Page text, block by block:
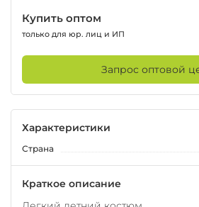
Купить оптом
только для юр. лиц и ИП
Запрос оптовой
Характеристики
Страна
Краткое описание